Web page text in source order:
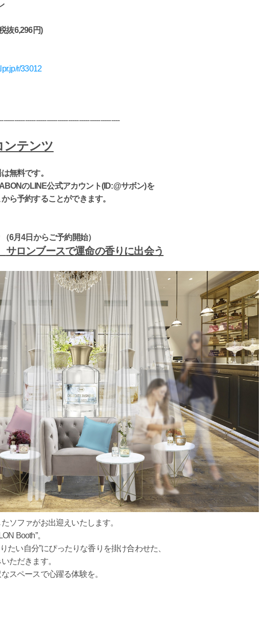
抜6,296円)
r/33012
ンテンツ
無料です。
のLINE公式アカウント(ID:@サボン)を
ら予約することができます。
6月4日からご予約開始）
サロンブースで運命の香りに出会う
ソファがお出迎えいたします。
Booth”。
たい自分”にぴったりな香りを掛け合わせた、
ただきます。
スペースで心躍る体験を。